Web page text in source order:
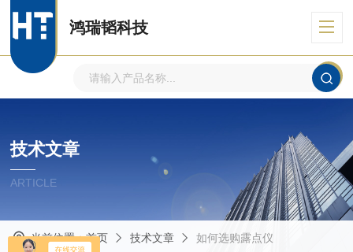
鸿瑞韬科技
技术文章
ARTICLE
当前位置：首页 技术文章 如何选购露点仪